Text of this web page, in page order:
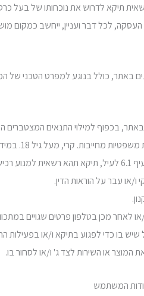
באתר, כולל בנוגע למפרט הטכני של